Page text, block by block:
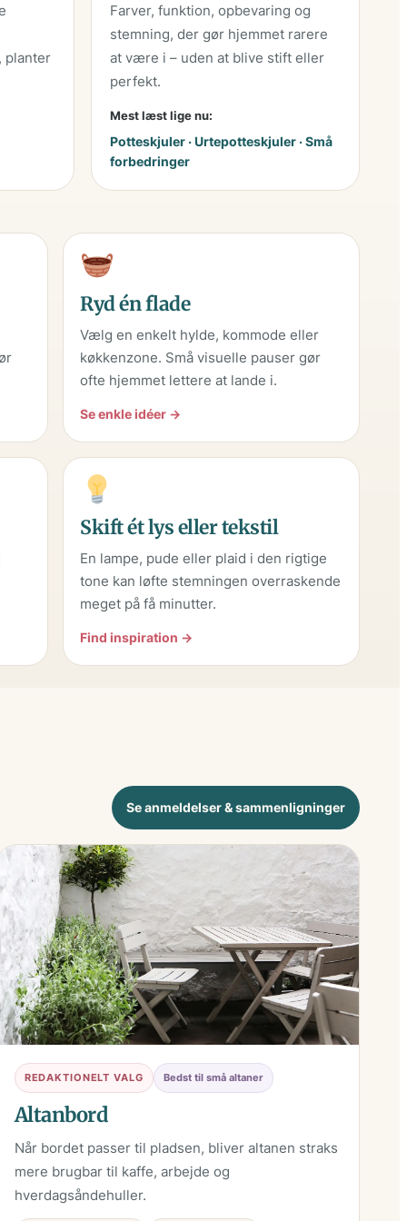
planter
Farver, funktion, opbevaring og
stemning, der gør hjemmet rarere
at være i – uden at blive stift eller
perfekt.
Mest læst lige nu:
Potteskjuler · Urtepotteskjuler · Små
forbedringer
Ryd én flade
Vælg en enkelt hylde, kommode eller
køkkenzone. Små visuelle pauser gør
ofte hjemmet lettere at lande i.
Se enkle idéer →
Skift ét lys eller tekstil
En lampe, pude eller plaid i den rigtige
tone kan løfte stemningen overraskende
meget på få minutter.
Find inspiration →
Se anmeldelser & sammenligninger
REDAKTIONELT VALG Bedst til små altaner
Altanbord
Når bordet passer til pladsen, bliver altanen straks
mere brugbar til kaffe, arbejde og
hverdagsåndehuller.